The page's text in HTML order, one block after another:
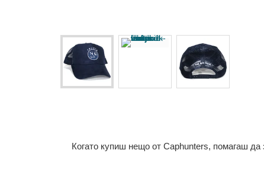
Когато купиш нещо от Caphunters, помагаш